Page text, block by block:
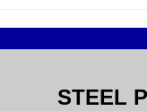
STEEL